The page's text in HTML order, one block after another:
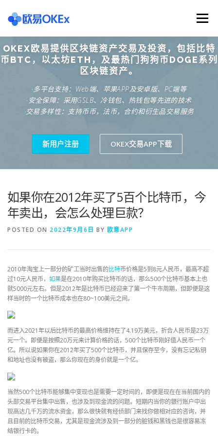
content
Menu
欧意交易所 关于欧意OKX 欧意APP下载
欧意注册网址 欧意交易下载 欧意团队
OKEX欧易提供区块链资产交易及投资，包括比特
币BTC，以太坊ETH，及最热门狗狗币DOGE系列
区块链资产。
·多平台支持：Web端、苹果APP及安卓版、PC端等
·安全保障：采用GSLB、冷钱包、热钱包等先进的技术
·交易多样性：支持币币，法币，合约和衍生品交易服务
新用户注册 OKEX交易APP下载
如果你在2012年买了5百个比特币，今
年卖出，会怎么处理巨款？
POSTED ON 2022年9月6日 BY 欧意APP
2010年淘宝上一部分的矿工当时出售的比特币价格是5到8元人民币，最高不超
过10元人民币， 如果是在2010年购买比特币的话，那么500个比特币基本上也
就5000元左右。但是2012年是比特币已经迎来了第一个牛市周期，但即便是这
样当时的一个比特币成本也在80~100美元之间。
而进入2021年以后比特币的最高价格维持在了4.19万美元，折合人民币是23万
元一个。即便是按照20万元来计算价格的话，500个比特币刚好值人民币一个
亿。所以说如果你在2012年买了500个比特币，并且保存至今，没有忘记私钥
和地址也没有被盗，那么你现在的身价就是一个亿。
当然500个比特币能够集中变现也是需要一定时间的，即便是现在在当前国内的
头部交易平台集中出售，也涉及到现金流的问题。短期内当你的银行账户中出
现高达几千万的流水资金，那么很快就有经侦部门来找你做相对应的咨询，并
且目前的比特币交易，尤其是现金流涉及到一部分的脏钱和黑钱也是很容易冻
结银行卡的。